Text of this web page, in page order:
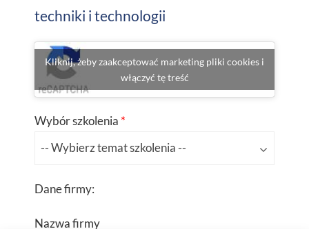
techniki i technologii
Kliknij, żeby zaakceptować marketing pliki cookies i
włączyć tę treść
Wybór szkolenia *
Dane firmy:
Nazwa firmy